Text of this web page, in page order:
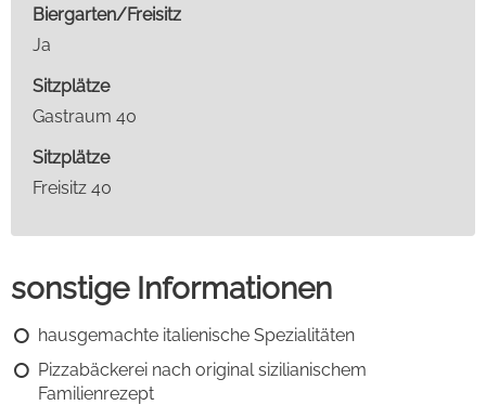
Biergarten/Freisitz
Ja
Sitzplätze
Gastraum 40
Sitzplätze
Freisitz 40
sonstige Informationen
hausgemachte italienische Spezialitäten
Pizzabäckerei nach original sizilianischem
Familienrezept